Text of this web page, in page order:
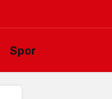
Spor